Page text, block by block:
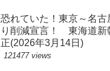
恐れていた！東京～名古
り削減宣言！ 東海道新
正(2026年3月14日)
121477 views